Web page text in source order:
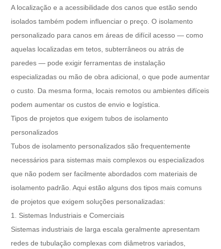
A localização e a acessibilidade dos canos que estão sendo
isolados também podem influenciar o preço. O isolamento
personalizado para canos em áreas de difícil acesso — como
aquelas localizadas em tetos, subterrâneos ou atrás de
paredes — pode exigir ferramentas de instalação
especializadas ou mão de obra adicional, o que pode aumentar
o custo. Da mesma forma, locais remotos ou ambientes difíceis
podem aumentar os custos de envio e logística.
Tipos de projetos que exigem tubos de isolamento
personalizados
Tubos de isolamento personalizados são frequentemente
necessários para sistemas mais complexos ou especializados
que não podem ser facilmente abordados com materiais de
isolamento padrão. Aqui estão alguns dos tipos mais comuns
de projetos que exigem soluções personalizadas:
1. Sistemas Industriais e Comerciais
Sistemas industriais de larga escala geralmente apresentam
redes de tubulação complexas com diâmetros variados,